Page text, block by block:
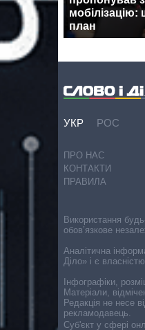
план
УКР РОС
ПРО НАС
КОНТАКТИ
ПРАВИЛА
Cуб'єкт у сфері
Використання
обов’язкове
Аналітична
Діло» і є
Інфографіки,
Матеріали,
Редакція не несе
рекламодавець.